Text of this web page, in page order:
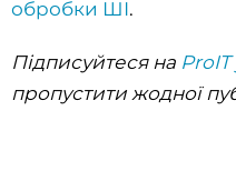
обробки ШІ.
Підписуйтеся на
пропустити жодної